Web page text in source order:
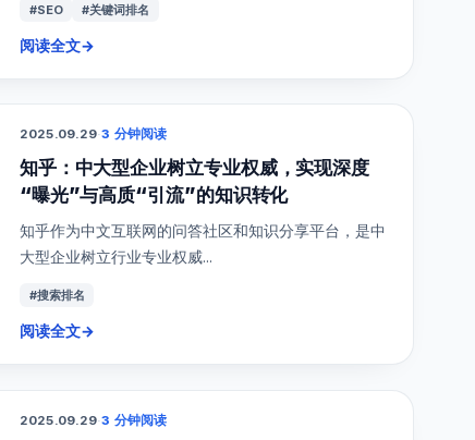
#SEO #关键词排名
阅读全文→
2025.09.29·3 分钟阅读
知乎：中大型企业树立专业权威，实现深度
“曝光”与高质“引流”的知识转化
知乎作为中文互联网的问答社区和知识分享平台，是中
大型企业树立行业专业权威...
#搜索排名
阅读全文→
2025.09.29·3 分钟阅读